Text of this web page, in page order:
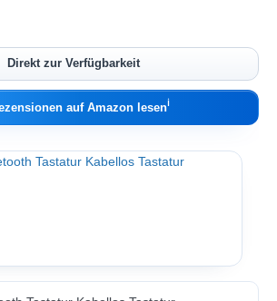
Direkt zur Verfügbarkeit
auf Amazon lesenℹ︎